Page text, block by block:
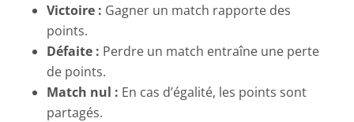
Victoire : Gagner un match rapporte des
points.
Défaite : Perdre un match entraîne une perte
de points.
Match nul : En cas d’égalité, les points sont
partagés.